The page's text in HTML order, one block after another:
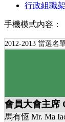
行政組職
手機模式內容：
2012-2013 當選名
會員大會主席
馬有恆 Mr. Ma